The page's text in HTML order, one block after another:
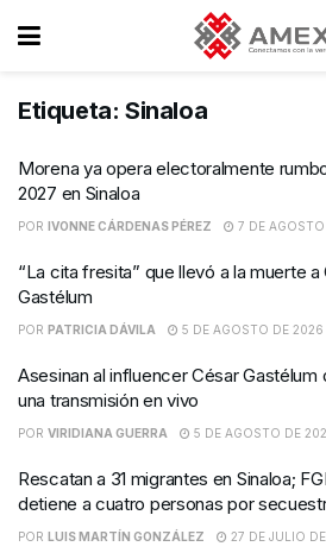
Etiqueta: Sinaloa
Morena ya opera electoralmente
2027 en Sinaloa
POR IVONNE CÁRDENAS PÉREZ 7 DE
“La cita fresita” que llevó a la muerte a
Gastélum
POR PATRICIA DÁVILA 5 DE AGOSTO DE 2026
Asesinan al influencer César Gastélum
una transmisión en vivo
POR VIRIDIANA GUERRA 5 DE AGOSTO DE
Rescatan a 31 migrantes en Sinaloa;
detiene a cuatro personas por
POR LUIS MARTÍN GONZÁLEZ 27 DE JULIO